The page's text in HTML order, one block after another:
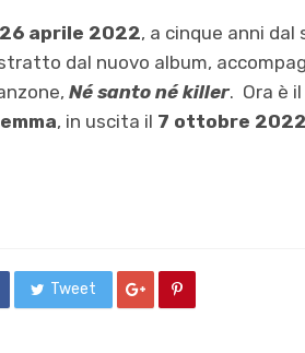
26 aprile 2022, a cinque anni dal
dal nuovo album,
Né santo né killer. Ora è
, in uscita il 7 ottobre 2022
Tweet